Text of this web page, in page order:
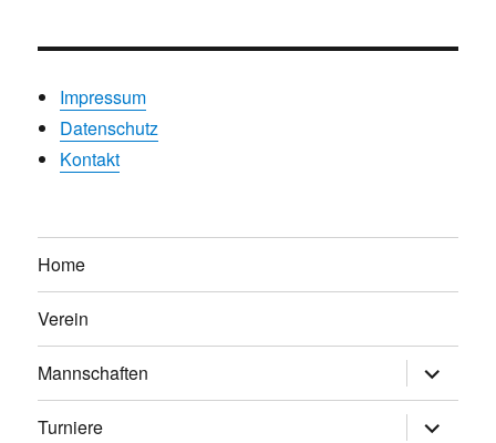
Impressum
Datenschutz
Kontakt
Home
Verein
Mannschaften
anzeigen
Turniere